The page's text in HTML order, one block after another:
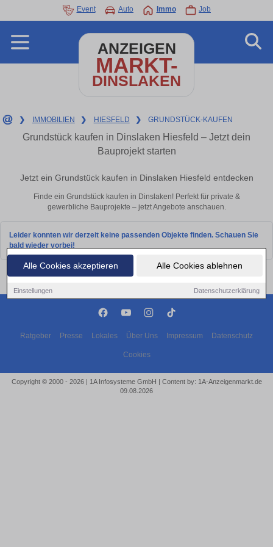
Alle Cookies akzeptieren Alle Cookies ablehnen
Einstellungen Datenschutzerklärung
Event Auto Immo Job
ANZEIGEN
MARKT-
DINSLAKEN
❯ IMMOBILIEN ❯ HIESFELD ❯ GRUNDSTÜCK-KAUFEN
Grundstück kaufen in Dinslaken Hiesfeld – Jetzt dein
Bauprojekt starten
Jetzt ein Grundstück kaufen in Dinslaken Hiesfeld entdecken
Finde ein Grundstück kaufen in Dinslaken! Perfekt für private &
gewerbliche Bauprojekte – jetzt Angebote anschauen.
Leider konnten wir derzeit keine passenden Objekte finden. Schauen Sie
bald wieder vorbei!
Ratgeber Presse Lokales Über Uns Impressum Datenschutz
Cookies
Copyright © 2000 - 2026 | 1A Infosysteme GmbH | Content by: 1A-Anzeigenmarkt.de
09.08.2026